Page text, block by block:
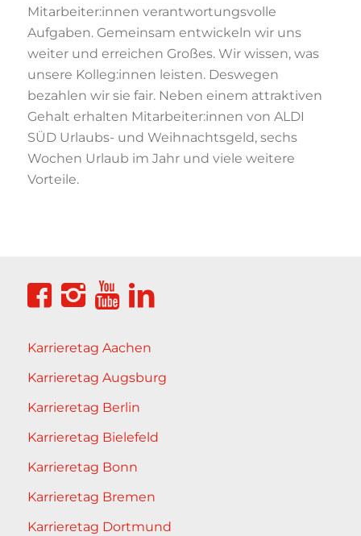
Mitarbeiter:innen verantwortungsvolle
Aufgaben. Gemeinsam entwickeln wir uns
weiter und erreichen Großes. Wir wissen, was
unsere Kolleg:innen leisten. Deswegen
bezahlen wir sie fair. Neben einem attraktiven
Gehalt erhalten Mitarbeiter:innen von ALDI
SÜD Urlaubs- und Weihnachtsgeld, sechs
Wochen Urlaub im Jahr und viele weitere
Vorteile.
Karrieretag Aachen
Karrieretag Augsburg
Karrieretag Berlin
Karrieretag Bielefeld
Karrieretag Bonn
Karrieretag Bremen
Karrieretag Dortmund